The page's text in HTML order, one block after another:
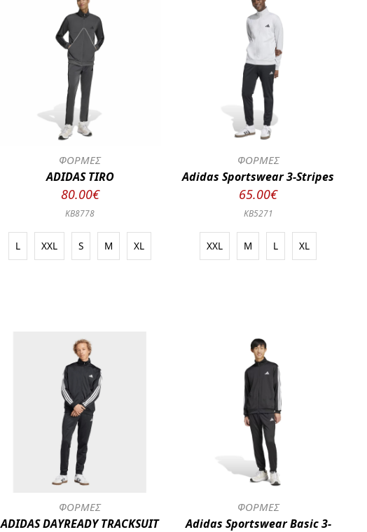
ΦΟΡΜΕΣ
ADIDAS TIRO
80.00€
KB8778
L XXL S M XL
ΦΟΡΜΕΣ
Adidas Sportswear 3-Stripes
65.00€
KB5271
XXL M L XL
ΦΟΡΜΕΣ
ADIDAS DAYREADY TRACKSUIT
ΦΟΡΜΕΣ
Adidas Sportswear Basic 3-